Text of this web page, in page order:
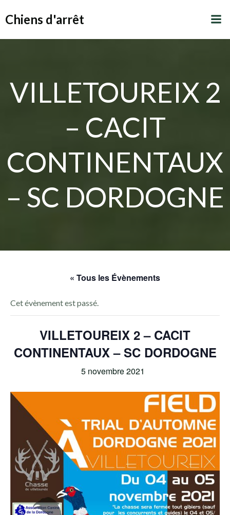
Chiens d'arrêt
VILLETOUREIX 2
– CACIT
CONTINENTAUX
– SC DORDOGNE
« Tous les Évènements
Cet évènement est passé.
VILLETOUREIX 2 – CACIT
CONTINENTAUX – SC DORDOGNE
5 novembre 2021